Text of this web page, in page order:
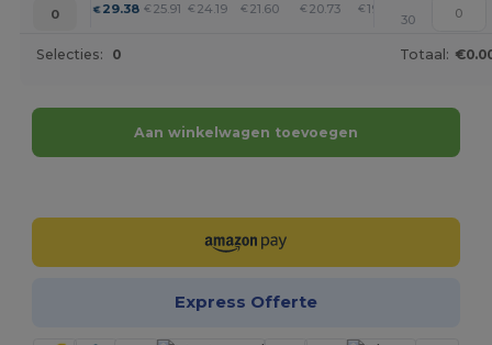
0 €29.38 € 25.91 € 24.19 € 21.60 € 20.73 € 19.87
30
Selecties: 0 Totaal:
Aan winkelwagen toevoegen
Express Offerte